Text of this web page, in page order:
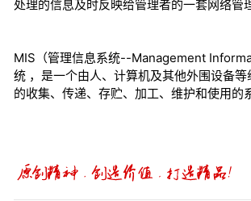
处理的信息及时反映给管理者的一套网络管
MIS（管理信息系统--Management
统 ，是一个由人、计算机及其他外围设备
的收集、传递、存贮、加工、维护和使用的